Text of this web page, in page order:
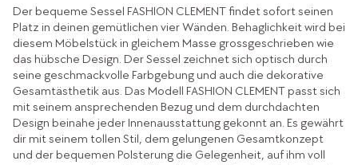
Der bequeme Sessel FASHION CLEMENT findet sofort seinen
Platz in deinen gemütlichen vier Wänden. Behaglichkeit wird bei
diesem Möbelstück in gleichem Masse grossgeschrieben wie
das hübsche Design. Der Sessel zeichnet sich optisch durch
seine geschmackvolle Farbgebung und auch die dekorative
Gesamtästhetik aus. Das Modell FASHION CLEMENT passt sich
mit seinem ansprechenden Bezug und dem durchdachten
Design beinahe jeder Innenausstattung gekonnt an. Es gewährt
dir mit seinem tollen Stil, dem gelungenen Gesamtkonzept
und der bequemen Polsterung die Gelegenheit, auf ihm voll